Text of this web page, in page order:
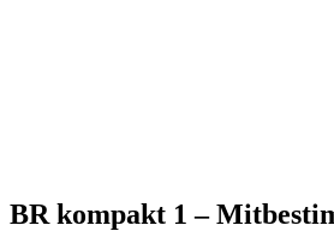
BR kompakt 1 –